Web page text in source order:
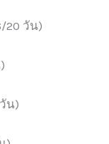
20 วัน)
น)